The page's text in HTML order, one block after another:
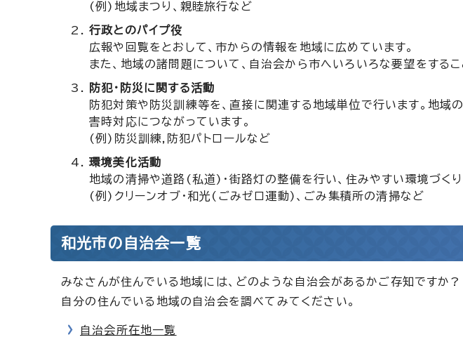
(例)地域まつり、親睦旅行など
行政とのパイプ役
広報や回覧をとおして、市からの情報を地域に広めています。
また、地域の諸問題について、自治会から市へいろいろな要望をするこ
防犯・防災に関する活動
防犯対策や防災訓練等を、直接に関連する地域単位で行います。地域
害時対応につながっています。
(例)防災訓練,防犯パトロールなど
環境美化活動
地域の清掃や道路(私道)・街路灯の整備を行い、住みやすい環境づくり
(例)クリーンオブ・和光(ごみゼロ運動)、ごみ集積所の清掃など
和光市の自治会一覧
みなさんが住んでいる地域には、どのような自治会があるかご存知ですか?
自分の住んでいる地域の自治会を調べてみてください。
自治会所在地一覧